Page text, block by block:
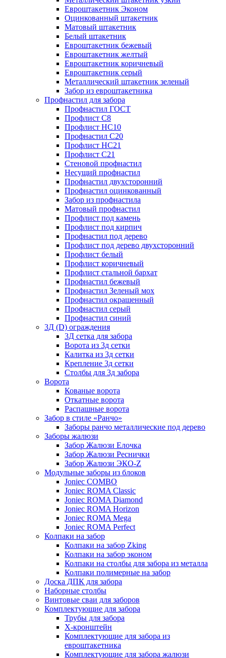
Евроштакетник Эконом
Оцинкованный штакетник
Матовый штакетник
Белый штакетник
Евроштакетник бежевый
Евроштакетник желтый
Евроштакетник коричневый
Евроштакетник серый
Металлический штакетник зеленый
Забор из евроштакетника
Профнастил для забора
Профнастил ГОСТ
Профлист С8
Профлист НС10
Профнастил С20
Профлист НС21
Профлист С21
Стеновой профнастил
Несущий профнастил
Профнастил двухсторонний
Профнастил оцинкованный
Забор из профнастила
Матовый профнастил
Профлист под камень
Профлист под кирпич
Профнастил под дерево
Профлист под дерево двухсторонний
Профлист белый
Профлист коричневый
Профлист стальной бархат
Профнастил бежевый
Профнастил Зеленый мох
Профнастил окрашенный
Профнастил серый
Профнастил синий
3Д (D) ограждения
3Д сетка для забора
Ворота из 3д сетки
Калитка из 3д сетки
Крепление 3д сетки
Столбы для 3д забора
Ворота
Кованые ворота
Откатные ворота
Распашные ворота
Забор в стиле «Ранчо»
Заборы ранчо металлические под дерево
Заборы жалюзи
Забор Жалюзи Елочка
Забор Жалюзи Реснички
Забор Жалюзи ЭКО-Z
Модульные заборы из блоков
Joniec COMBO
Joniec ROMA Classic
Joniec ROMA Diamond
Joniec ROMA Horizon
Joniec ROMA Mega
Joniec ROMA Perfect
Колпаки на забор
Колпаки на забор Zking
Колпаки на забор эконом
Колпаки на столбы для забора из металла
Колпаки полимерные на забор
Доска ДПК для забора
Наборные столбы
Винтовые сваи для заборов
Комплектующие для забора
Трубы для забора
Х-кронштейн
Комплектующие для забора из
евроштакетника
Комплектующие для забора жалюзи